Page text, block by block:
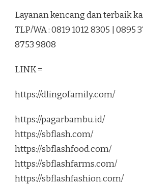
Layanan kencang dan terbaik
TLP/WA : 0819 1012 8305 | 0895
8753 9808
LINK =
https://dlingofamily.com/
https://pagarbambu.id/
https://sbflash.com/
https://sbflashfood.com/
https://sbflashfarms.com/
https://sbflashfashion.com/